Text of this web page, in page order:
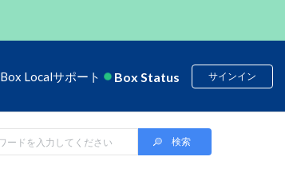
Box Localサポート Box Status サインイン